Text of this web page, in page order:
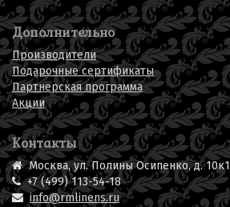
Дополнительно
Производители
Подарочные сертификаты
Партнерская программа
Акции
Контакты
Москва, ул. Полины Осипенко, д. 10к1
+7 (499) 113-54-18
info@rmlinens.ru